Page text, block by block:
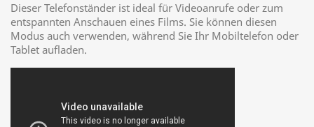
Dieser Telefonständer ist ideal für Videoanrufe oder zum
entspannten Anschauen eines Films. Sie können diesen
Modus auch verwenden, während Sie Ihr Mobiltelefon oder
Tablet aufladen.